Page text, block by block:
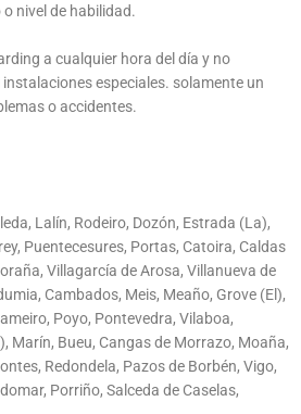
nivel de habilidad.
a cualquier hora del día y no
especiales. solamente un
o accidentes.
Lalín, Rodeiro, Dozón, Estrada (La),
Puentecesures, Portas, Catoira, Caldas
Villagarcía de Arosa, Villanueva de
Cambados, Meis, Meaño, Grove (El),
Poyo, Pontevedra, Vilaboa,
Marín, Bueu, Cangas de Morrazo, Moaña,
Redondela, Pazos de Borbén, Vigo,
Porriño, Salceda de Caselas,